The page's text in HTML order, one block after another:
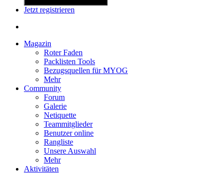
Jetzt registrieren
Magazin
Roter Faden
Packlisten Tools
Bezugsquellen für MYOG
Mehr
Community
Forum
Galerie
Netiquette
Teammitglieder
Benutzer online
Rangliste
Unsere Auswahl
Mehr
Aktivitäten